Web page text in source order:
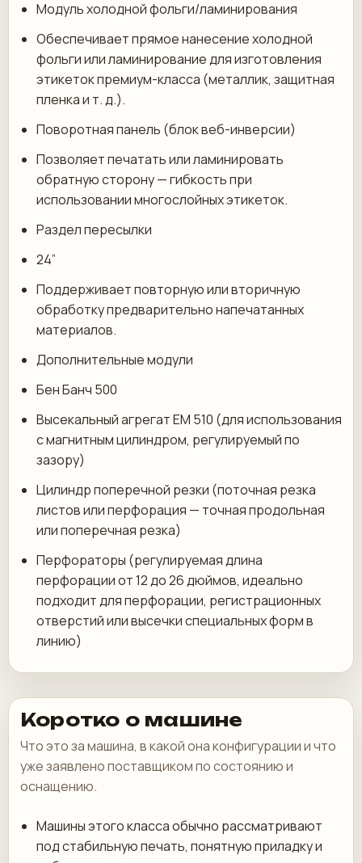
Модуль холодной фольги/ламинирования
Обеспечивает прямое нанесение холодной
фольги или ламинирование для изготовления
этикеток премиум-класса (металлик, защитная
пленка и т. д.).
Поворотная панель (блок веб-инверсии)
Позволяет печатать или ламинировать
обратную сторону — гибкость при
использовании многослойных этикеток.
Раздел пересылки
24”
Поддерживает повторную или вторичную
обработку предварительно напечатанных
материалов.
Дополнительные модули
Бен Банч 500
Высекальный агрегат EM 510 (для использования
с магнитным цилиндром, регулируемый по
зазору)
Цилиндр поперечной резки (поточная резка
листов или перфорация — точная продольная
или поперечная резка)
Перфораторы (регулируемая длина
перфорации от 12 до 26 дюймов, идеально
подходит для перфорации, регистрационных
отверстий или высечки специальных форм в
линию)
Коротко о машине
Что это за машина, в какой она конфигурации и что
уже заявлено поставщиком по состоянию и
оснащению.
Машины этого класса обычно рассматривают
под стабильную печать, понятную приладку и